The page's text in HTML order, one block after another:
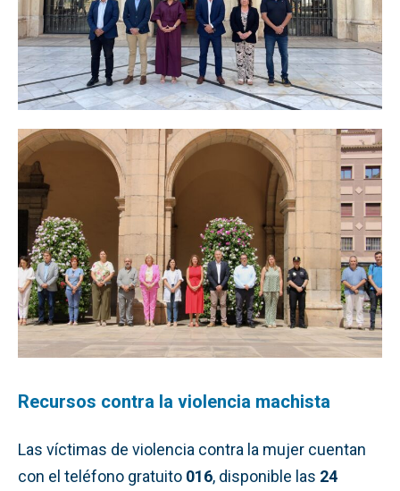
Recursos contra la violencia machista
Las víctimas de violencia contra la mujer cuentan
con el teléfono gratuito 016, disponible las 24